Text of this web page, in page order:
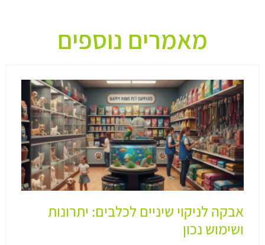
מאמרים נוספים
אבקה לניקוי שיניים לכלבים: יתרונות
ושימוש נכון